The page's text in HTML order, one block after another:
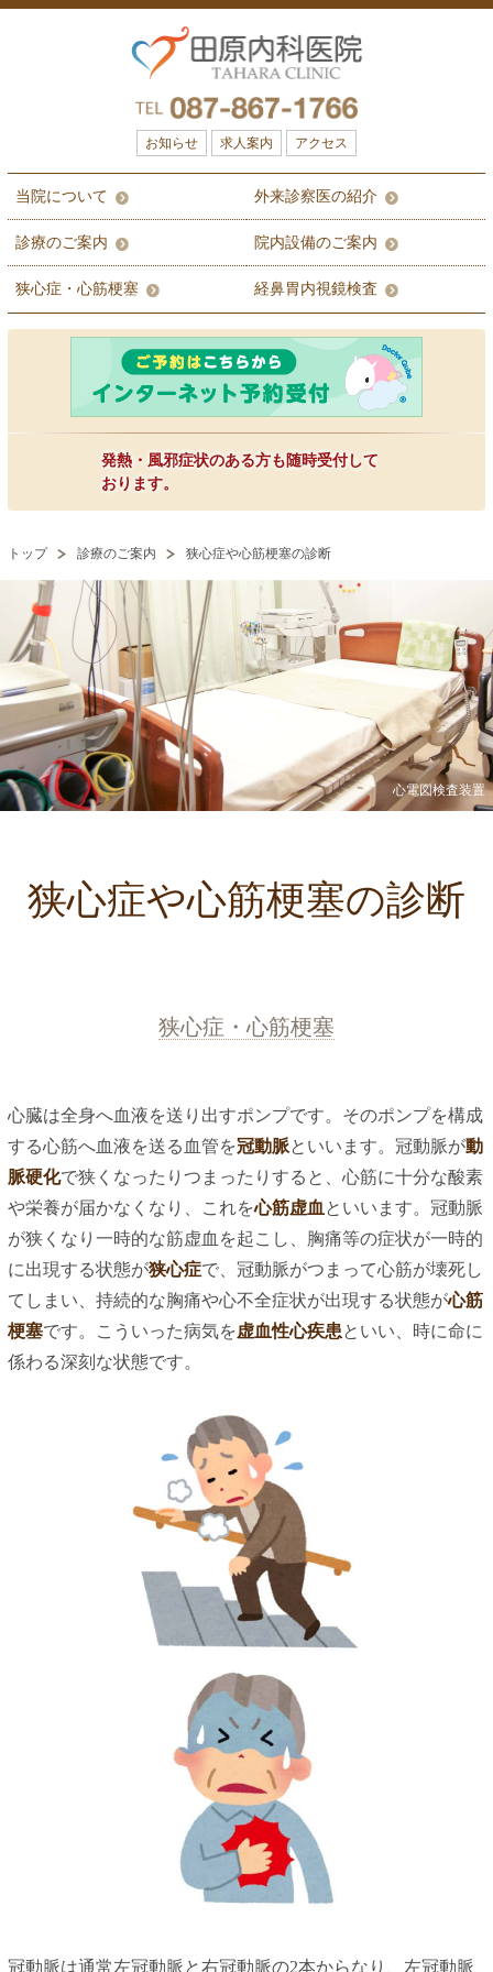
お知らせ 求人案内 アクセス
当院について 外来診察医の紹介
診療のご案内 院内設備のご案内
狭心症・心筋梗塞 経鼻胃内視鏡検査
発熱・風邪症状のある方も随時受付して
おります。
トップ 診療のご案内 狭心症や心筋梗塞の診断
心電図検査装置
狭心症や心筋梗塞の診断
狭心症・心筋梗塞
心臓は全身へ血液を送り出すポンプです。そのポンプを構成
する心筋へ血液を送る血管を冠動脈といいます。冠動脈が動
脈硬化で狭くなったりつまったりすると、心筋に十分な酸素
や栄養が届かなくなり、これを心筋虚血 といいます。冠動脈
が狭くなり一時的な筋虚血を起こし、胸痛等の症状が一時的
に出現する状態が狭心症で、冠動脈がつまって心筋が壊死し
てしまい、持続的な胸痛や心不全症状が出現する状態が心筋
梗塞です。こういった病気を虚血性心疾患といい、時に命に
係わる深刻な状態です。
冠動脈は通常左冠動脈と右冠動脈の2本からなり、左冠動脈